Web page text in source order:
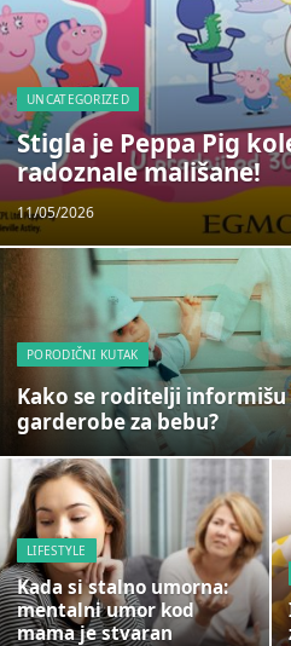
UNCATEGORIZED
Stigla je Peppa Pig
radoznale mališane!
11/05/2026
PORODIČNI KUTAK
Kako se roditelji
garderobe za bebu?
LIFESTYLE
Kada si stalno umorna:
mentalni umor kod
mama je stvaran